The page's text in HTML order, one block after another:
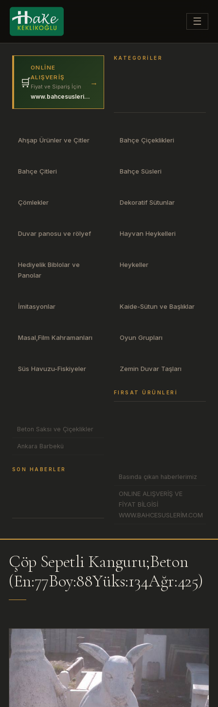
☰
🛒
ONLINE
ALIŞVERIŞ
Fiyat ve Sipariş İçin
www.bahcesuslerim.com
→
KATEGORILER
Ahşap Ürünler ve Çitler Bahçe Çiçeklikleri
Bahçe Çitleri Bahçe Süsleri
Çömlekler Dekoratif Sütunlar
Duvar panosu ve rölyef Hayvan Heykelleri
Hediyelik Biblolar ve
Panolar
Heykeller
İmitasyonlar Kaide-Sütun ve Başlıklar
Masal,Film Kahramanları Oyun Grupları
Süs Havuzu-Fiskiyeler Zemin Duvar Taşları
FIRSAT ÜRÜNLERI
Beton Saksı ve Çiçeklikler
Ankara Barbekü
SON HABERLER
Basında çıkan haberlerimiz
ONLINE ALIŞVERİŞ VE
FİYAT BİLGİSİ
WWW.BAHCESUSLERİM.COM
Çöp Sepetli Kanguru;Beton
(En:77Boy:88Yüks:134Ağr:425)